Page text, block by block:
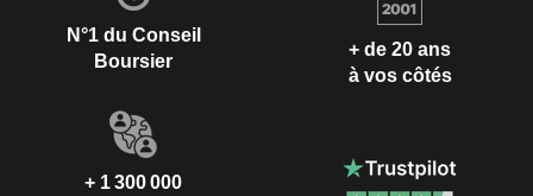
N°1 du Conseil
Boursier
+ de 20 ans
à vos côtés
+ 1 300 000